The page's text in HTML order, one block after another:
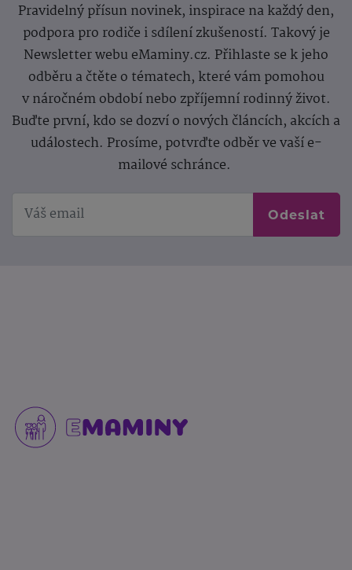
Pravidelný přísun novinek, inspirace na každý den,
podpora pro rodiče i sdílení zkušeností. Takový je
Newsletter webu eMaminy.cz. Přihlaste se k jeho
odběru a čtěte o tématech, které vám pomohou
v náročném období nebo zpříjemní rodinný život.
Buďte první, kdo se dozví o nových článcích, akcích a
událostech. Prosíme, potvrďte odběr ve vaší e-
mailové schránce.
Odeslat